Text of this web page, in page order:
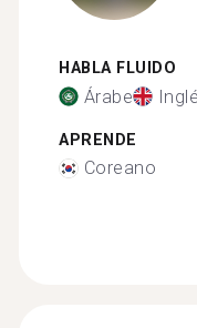
HABLA FLUIDO
Árabe
APRENDE
Coreano